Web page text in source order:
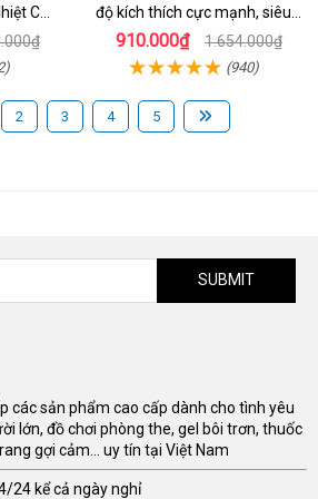
Cao
độ kích thích cực mạnh, siêu
sướng
910.000₫ 1.654.000₫
(940)
2 3 4 5
SUBMIT
các sản phẩm cao cấp dành cho tình yêu
lớn, đồ chơi phòng the, gel bôi trơn, thuốc
gợi cảm... uy tín tại Việt Nam
24 kể cả ngày nghỉ